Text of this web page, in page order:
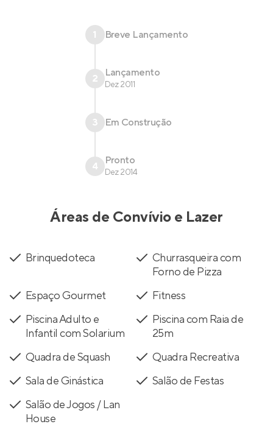
1 Breve Lançamento
2 Lançamento
Dez 2011
3 Em Construção
4 Pronto
Dez 2014
Áreas de Convívio e Lazer
Brinquedoteca
Churrasqueira com
Forno de Pizza
Espaço Gourmet
Fitness
Piscina Adulto e
Infantil com Solarium
Piscina com Raia de
25m
Quadra de Squash
Quadra Recreativa
Sala de Ginástica
Salão de Festas
Salão de Jogos / Lan
House